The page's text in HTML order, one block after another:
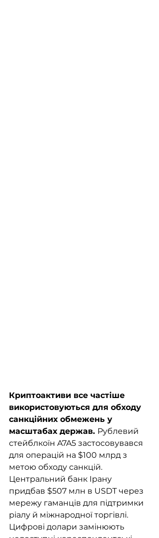
Криптоактиви все частіше
використовуються для обходу
санкційних обмежень у
масштабах держав. Рублевий
стейблкоїн A7A5 застосовувався
для операцій на $100 млрд з
метою обходу санкцій.
Центральний банк Ірану
придбав $507 млн в USDT через
мережу гаманців для підтримки
ріалу й міжнародної торгівлі.
Цифрові долари замінюють